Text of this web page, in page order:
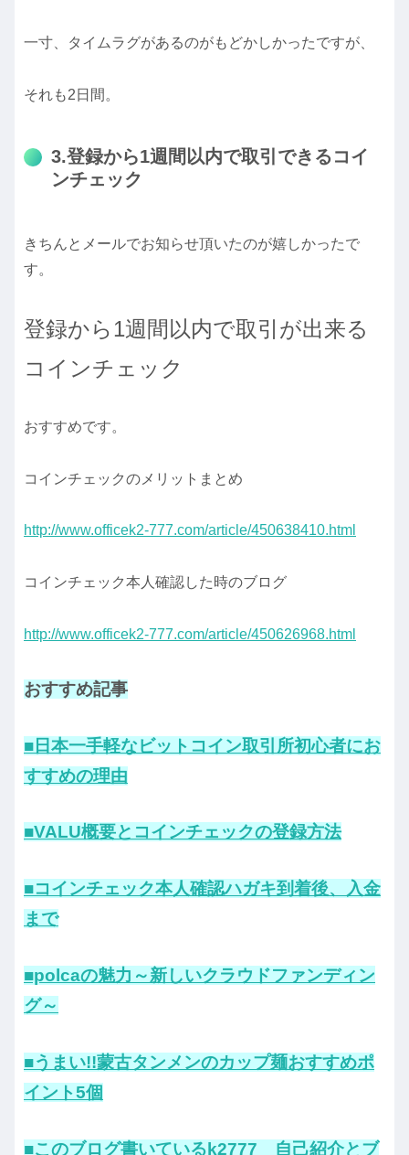
一寸、タイムラグがあるのがもどかしかったですが、
それも2日間。
3.登録から1週間以内で取引できるコイ
ンチェック
きちんとメールでお知らせ頂いたのが嬉しかったで
す。
登録から1週間以内で取引が出来る
コインチェック
おすすめです。
コインチェックのメリットまとめ
http://www.officek2-777.com/article/450638410.html
コインチェック本人確認した時のブログ
http://www.officek2-777.com/article/450626968.html
おすすめ記事
■日本一手軽なビットコイン取引所初心者にお
すすめの理由
■VALU概要とコインチェックの登録方法
■コインチェック本人確認ハガキ到着後、入金
まで
■polcaの魅力～新しいクラウドファンディン
グ～
■うまい!!蒙古タンメンのカップ麺おすすめポ
イント5個
■このブログ書いているk2777 自己紹介とブ